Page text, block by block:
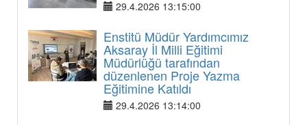
29.4.2026 13:15:00
Enstitü Müdür Yardımcımız
Aksaray İl Milli Eğitimi
Müdürlüğü tarafından
düzenlenen Proje Yazma
Eğitimine Katıldı
29.4.2026 13:14:00